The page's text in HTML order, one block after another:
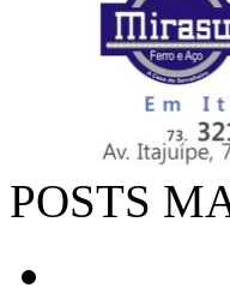
POSTS